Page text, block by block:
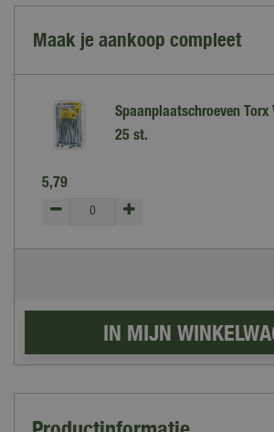
Maak je aankoop compleet
Spaanplaatschroeven
25 st.
5,79